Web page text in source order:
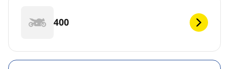
400